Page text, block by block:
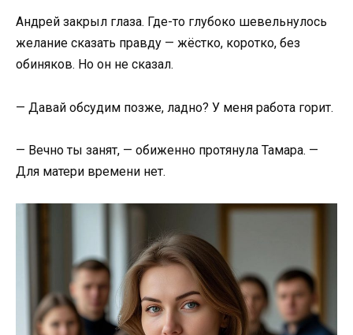
Андрей закрыл глаза. Где-то глубоко шевельнулось
желание сказать правду — жёстко, коротко, без
обиняков. Но он не сказал.
— Давай обсудим позже, ладно? У меня работа горит.
— Вечно ты занят, — обиженно протянула Тамара. —
Для матери времени нет.